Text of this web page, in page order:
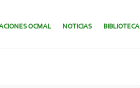
OCMAL NOTICIAS BIBLIOTECA